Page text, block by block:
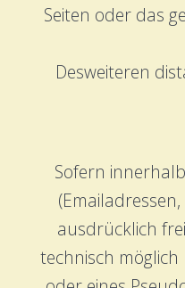
Seiten oder das
Desweiteren
Sofern
ausdrücklich
technisch